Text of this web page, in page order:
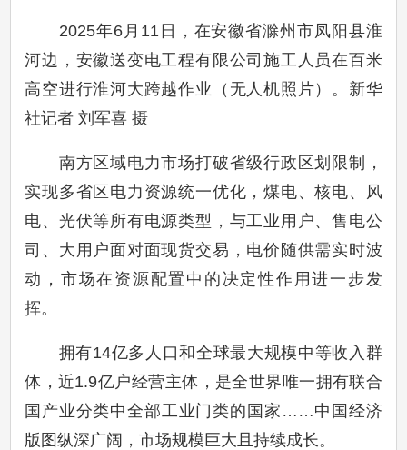
2025年6月11日，在安徽省滁州市凤阳县淮
河边，安徽送变电工程有限公司施工人员在百米
高空进行淮河大跨越作业（无人机照片）。新华
社记者 刘军喜 摄
南方区域电力市场打破省级行政区划限制，
实现多省区电力资源统一优化，煤电、核电、风
电、光伏等所有电源类型，与工业用户、售电公
司、大用户面对面现货交易，电价随供需实时波
动，市场在资源配置中的决定性作用进一步发
挥。
拥有14亿多人口和全球最大规模中等收入群
体，近1.9亿户经营主体，是全世界唯一拥有联合
国产业分类中全部工业门类的国家……中国经济
版图纵深广阔，市场规模巨大且持续成长。